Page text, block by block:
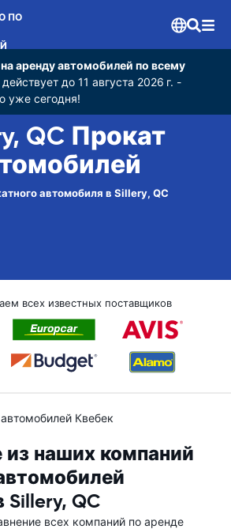
ПО
аренду автомобилей по всему
до 11 августа 2026 г. -
уже сегодня!
QC Прокат
автомобиля в Sillery, QC
всех известных поставщиков
Квебек
наших компаний
QC
всех компаний по аренде